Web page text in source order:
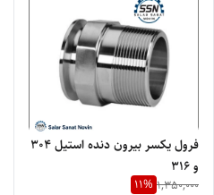
فرول یکسر بیرون دنده استیل ۳۰۴
و ۳۱۶
1,350,000
11%